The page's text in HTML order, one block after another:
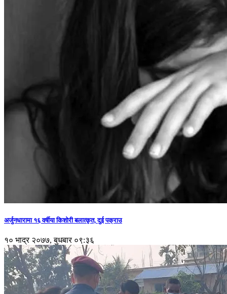
अर्जुनधारामा १६ वर्षीया किशोरी बलात्कृत, दुई पक्राउ
१० भाद्र २०७७, बुधबार ०९:३६